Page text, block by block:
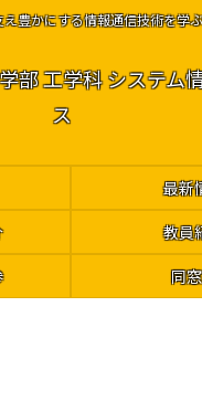
豊かにする情報通信技術を学ぶ
部 工学科 システム
ス
最新
教員
同